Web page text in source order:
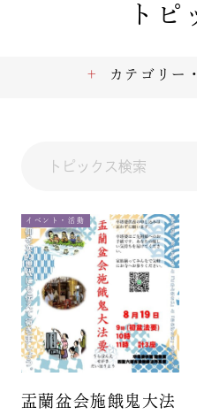
トピ
イベント・活動
盂蘭盆会施餓鬼大法
カテゴリー